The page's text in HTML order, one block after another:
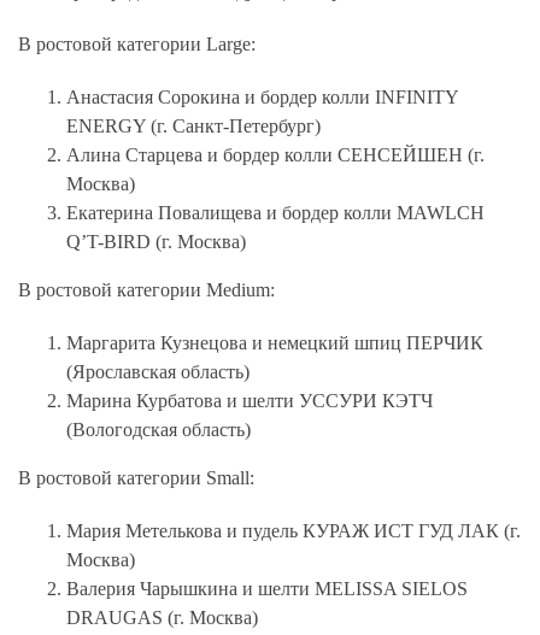
В ростовой категории Large:
Анастасия Сорокина и бордер колли INFINITY
ENERGY (г. Санкт-Петербург)
Алина Старцева и бордер колли СЕНСЕЙШЕН (г.
Москва)
Екатерина Повалищева и бордер колли MAWLCH
Q’T-BIRD (г. Москва)
В ростовой категории Medium:
Маргарита Кузнецова и немецкий шпиц ПЕРЧИК
(Ярославская область)
Марина Курбатова и шелти УССУРИ КЭТЧ
(Вологодская область)
В ростовой категории Small:
Мария Метелькова и пудель КУРАЖ ИСТ ГУД ЛАК (г.
Москва)
Валерия Чарышкина и шелти MELISSA SIELOS
DRAUGAS (г. Москва)